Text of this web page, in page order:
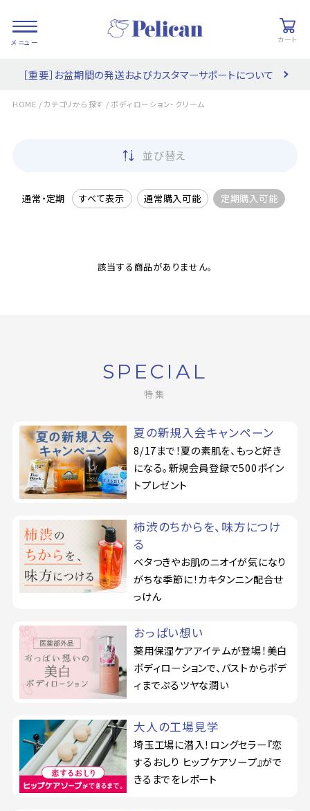
カート
PRODUCTS/ 商品を探す
ペリカン石鹸について
ご利用案内
よくあるご質問
会員登録でお得
NEWS一覧
［重要］お盆期間の発送およびカスタマーサポートについて
HOME / カテゴリから探す / ボディローション・クリーム
並び替え
通常・定期 すべて表示 通常購入可能 定期購入可能
該当する商品がありません。
SPECIAL
特集
夏の新規入会キャンペーン
8/17まで！夏の素肌を、もっと好き
になる。新規会員登録で500ポイン
トプレゼント
柿渋のちからを、味方につけ
る
ベタつきやお肌のニオイが気になり
がちな季節に！カキタンニン配合せ
っけん
おっぱい想い
薬用保湿ケアアイテムが登場！美白
ボディローションで、バストからボデ
ィまでぷるツヤな潤い
大人の工場見学
埼玉工場に潜入！ロングセラー『恋
するおしり ヒップケアソープ』がで
きるまでをレポート